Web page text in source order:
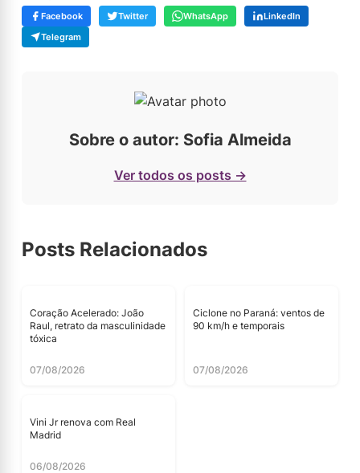
Facebook Twitter WhatsApp
LinkedIn
Telegram
Sobre o autor: Sofia Almeida
Ver todos os posts →
Posts Relacionados
Coração Acelerado: João
Raul, retrato da masculinidade
tóxica
07/08/2026
Ciclone no Paraná: ventos de
90 km/h e temporais
07/08/2026
Vini Jr renova com Real
Madrid
06/08/2026